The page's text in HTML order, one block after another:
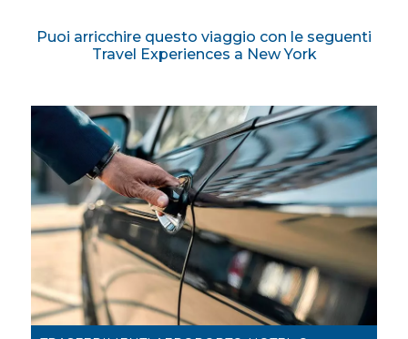
Puoi arricchire questo viaggio con le seguenti
Travel Experiences a New York